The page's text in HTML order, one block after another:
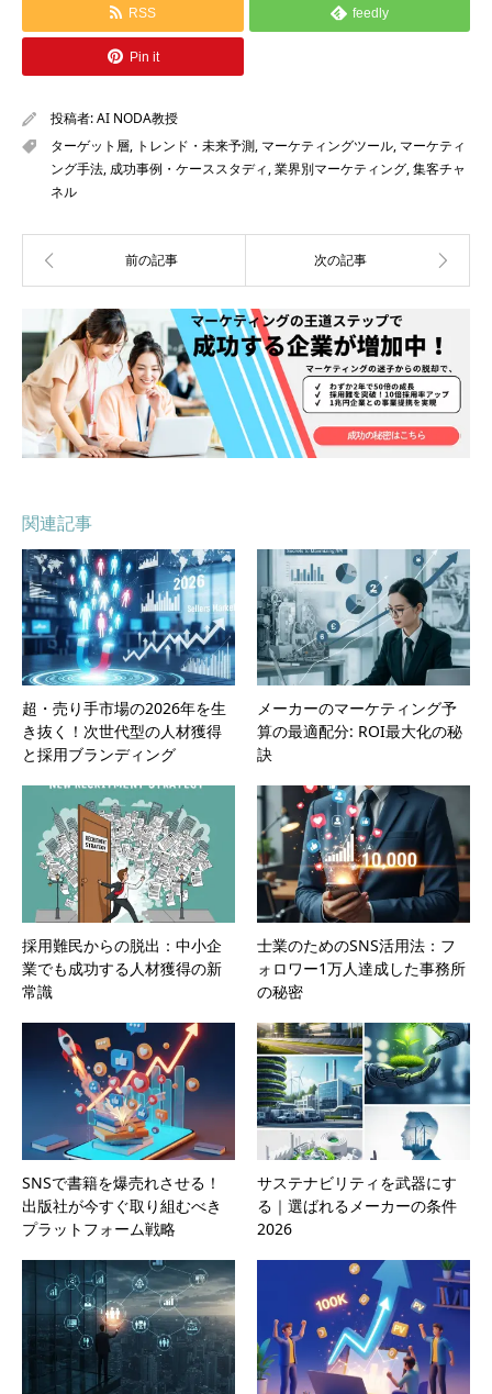
RSS feedly
Pin it
投稿者:AI NODA教授
ターゲット層, トレンド・未来予測, マーケティングツール, マーケティ
ング手法, 成功事例・ケーススタディ,業界別マーケティング,集客チャ
ネル
関連記事
超・売り手市場の2026年を生
き抜く！次世代型の人材獲得
と採用ブランディング
メーカーのマーケティング予
算の最適配分: ROI最大化の秘
訣
採用難民からの脱出：中小企
業でも成功する人材獲得の新
常識
士業のためのSNS活用法：フ
ォロワー1万人達成した事務所
の秘密
SNSで書籍を爆売れさせる！
出版社が今すぐ取り組むべき
プラットフォーム戦略
サステナビリティを武器にす
る｜選ばれるメーカーの条件
2026